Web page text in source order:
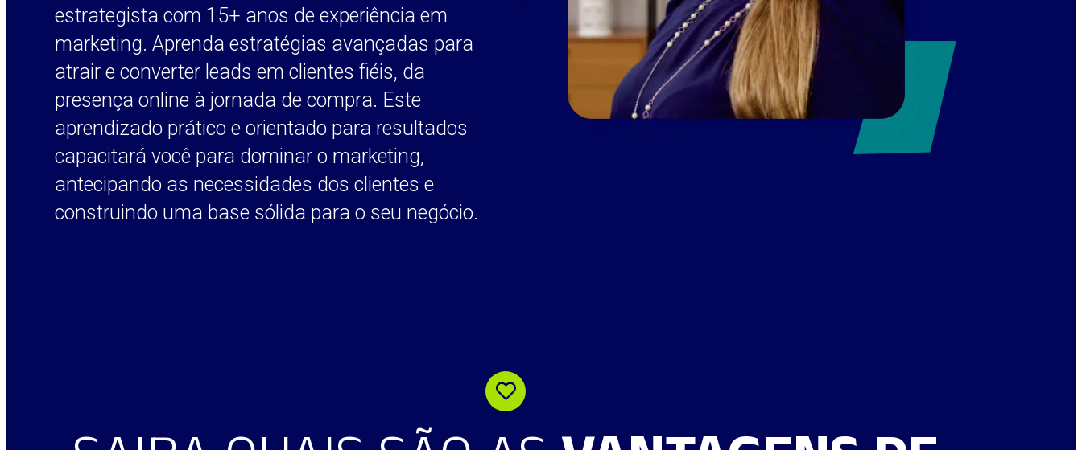
estrategista com 15+ anos de experiência em
marketing. Aprenda estratégias avançadas para
atrair e converter leads em clientes fiéis, da
presença online à jornada de compra. Este
aprendizado prático e orientado para resultados
capacitará você para dominar o marketing,
antecipando as necessidades dos clientes e
construindo uma base sólida para o seu negócio.